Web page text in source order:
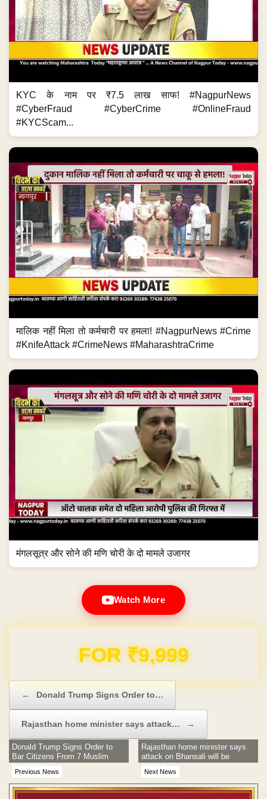
KYC के नाम पर ₹7.5 लाख साफ! #NagpurNews
#CyberFraud #CyberCrime #OnlineFraud
#KYCScam...
मालिक नहीं मिला तो कर्मचारी पर हमला! #NagpurNews #Crime
#KnifeAttack #CrimeNews #MaharashtraCrime
मंगलसूत्र और सोने की मणि चोरी के दो मामले उजागर
Watch More
Domain & Hosting FREE for 1 Year
← Donald Trump Signs Order to…
Rajasthan home minister says attack… →
Previous News
Donald Trump Signs Order to
Bar Citizens From 7 Muslim
Countries
Next News
Rajasthan home minister says
attack on Bhansali will be
probed